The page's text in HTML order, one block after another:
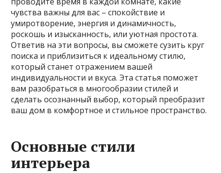
чувства важны для вас – спокойствие и
умиротворение, энергия и динамичность,
роскошь и изысканность, или уютная простота.
Ответив на эти вопросы, вы сможете сузить круг
поиска и приблизиться к идеальному стилю,
который станет отражением вашей
индивидуальности и вкуса. Эта статья поможет
вам разобраться в многообразии стилей и
сделать осознанный выбор, который преобразит
ваш дом в комфортное и стильное пространство.
Основные стили
интерьера